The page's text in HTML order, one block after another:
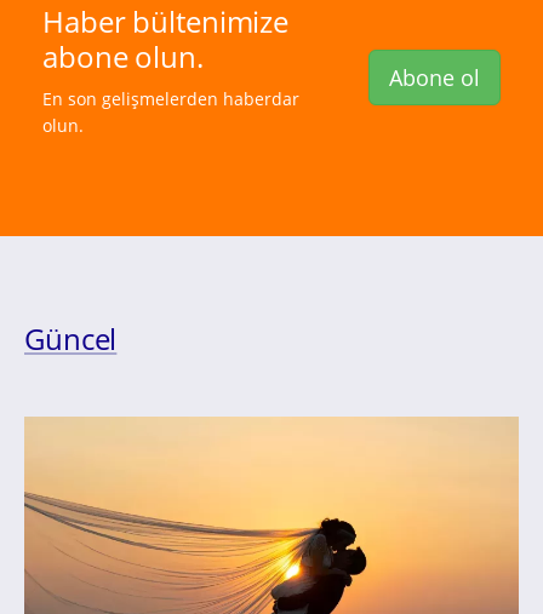
Haber bültenimize
abone olun.
En son gelişmelerden haberdar
olun.
Abone ol
Güncel